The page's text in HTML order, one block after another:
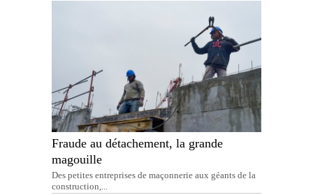
Fraude au détachement, la grande
magouille
Des petites entreprises de maçonnerie aux géants de la
construction,...